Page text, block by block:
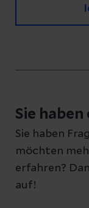
Schreiben
Sie Ihre E-
Ihnen melden
Sie haben
Sie haben
möchten
erfahren?
auf!